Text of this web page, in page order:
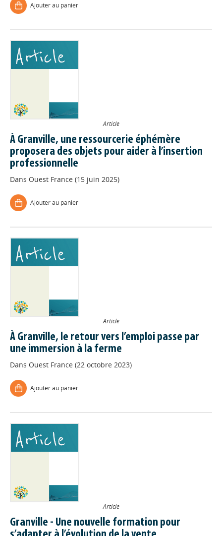
Ajouter au panier
Article
À Granville, une ressourcerie éphémère
proposera des objets pour aider à l’insertion
professionnelle
Dans Ouest France (15 juin 2025)
Ajouter au panier
Article
À Granville, le retour vers l’emploi passe par
une immersion à la ferme
Dans Ouest France (22 octobre 2023)
Ajouter au panier
Article
Granville - Une nouvelle formation pour